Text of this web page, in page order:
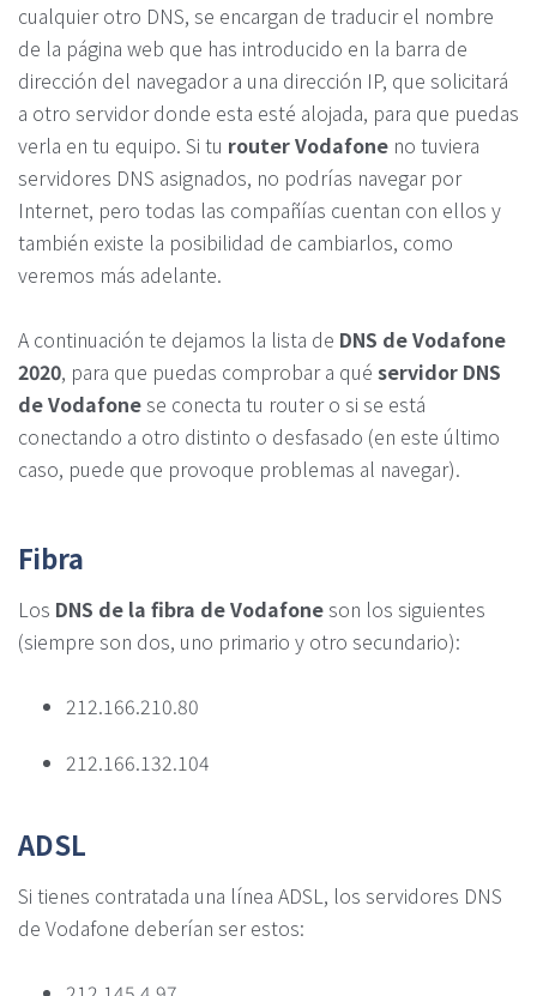
cualquier otro DNS, se encargan de traducir el nombre
de la página web que has introducido en la barra de
dirección del navegador a una dirección IP, que solicitará
a otro servidor donde esta esté alojada, para que puedas
verla en tu equipo. Si tu router Vodafone no tuviera
servidores DNS asignados, no podrías navegar por
Internet, pero todas las compañías cuentan con ellos y
también existe la posibilidad de cambiarlos, como
veremos más adelante.
A continuación te dejamos la lista de DNS de Vodafone
2020, para que puedas comprobar a qué servidor DNS
de Vodafonese conecta tu router o si se está
conectando a otro distinto o desfasado (en este último
caso, puede que provoque problemas al navegar).
Fibra
Los DNS de la fibra de Vodafoneson los siguientes
(siempre son dos, uno primario y otro secundario):
212.166.210.80
212.166.132.104
ADSL
Si tienes contratada una línea ADSL, los servidores DNS
de Vodafone deberían ser estos: